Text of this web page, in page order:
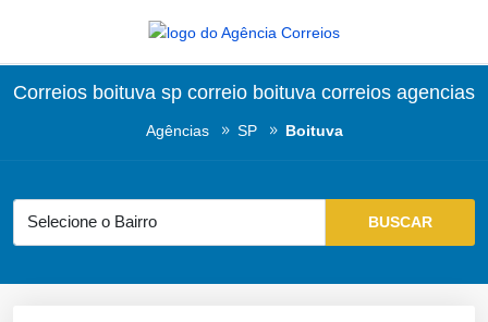
Correios boituva sp correio boituva correios agencias
Agências SP Boituva